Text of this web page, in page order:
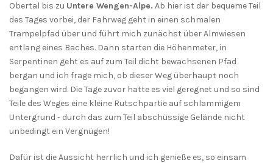
Obertal bis zu Untere Wengen-Alpe. Ab hier ist der bequeme Teil
des Tages vorbei, der Fahrweg geht in einen schmalen
Trampelpfad über und führt mich zunächst über Almwiesen
entlang eines Baches. Dann starten die Höhenmeter, in
Serpentinen geht es auf zum Teil dicht bewachsenen Pfad
bergan und ich frage mich, ob dieser Weg überhaupt noch
begangen wird. Die Tage zuvor hatte es viel geregnet und so sind
Teile des Weges eine kleine Rutschpartie auf schlammigem
Untergrund - durch das zum Teil abschüssige Gelände nicht
unbedingt ein Vergnügen!
Dafür ist die Aussicht herrlich und ich genieße es, so einsam